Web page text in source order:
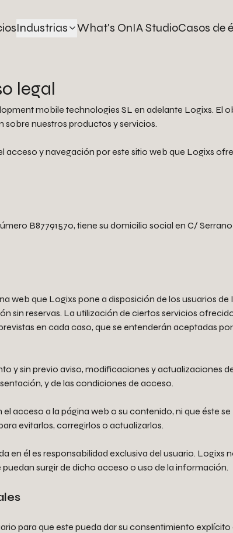
Industrias What's OnIA StudioCasos de
legal
mobile technologies SL en adelante Logixs. El
sobre nuestros productos y servicios.
y navegación por este sitio web que Logixs
B87791570, tiene su domicilio social en C/ Serrano
web que Logixs pone a disposición de los usuarios de
sin reservas. La utilización de ciertos servicios
en cada caso, que se entenderán aceptadas
y sin previo aviso, modificaciones y actualizaciones
y de las condiciones de acceso.
acceso a la página web o su contenido, ni que éste se
evitarlos, corregirlos o actualizarlos.
en él es responsabilidad exclusiva del usuario. Logixs
surgir de dicho acceso o uso de la información.
para que este pueda dar su consentimiento explícito